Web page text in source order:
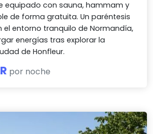
equipado con sauna, hammam y
de forma gratuita. Un paréntesis
el entorno tranquilo de Normandía,
energías tras explorar la
de Honfleur.
por noche